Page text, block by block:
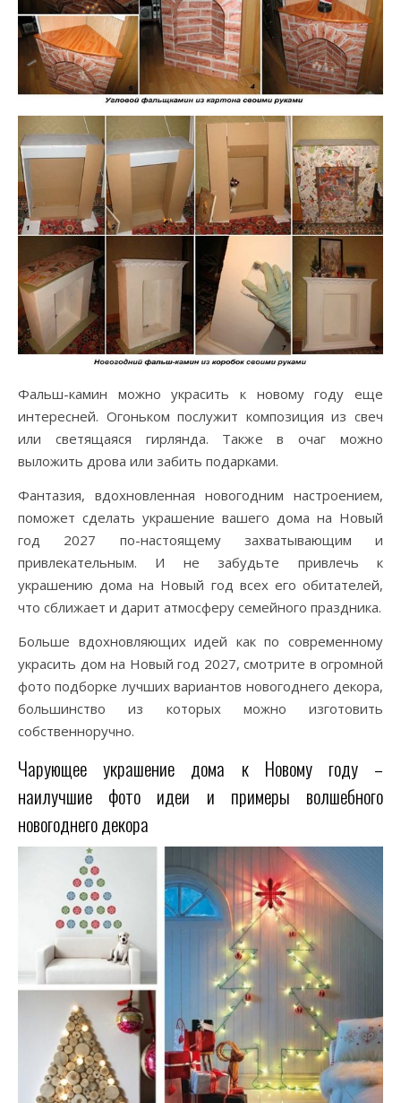
Фальш-камин можно украсить к новому году еще
интересней. Огоньком послужит композиция из свеч
или светящаяся гирлянда. Также в очаг можно
выложить дрова или забить подарками.
Фантазия, вдохновленная новогодним настроением,
поможет сделать украшение вашего дома на Новый
год 2027 по-настоящему захватывающим и
привлекательным. И не забудьте привлечь к
украшению дома на Новый год всех его обитателей,
что сближает и дарит атмосферу семейного праздника.
Больше вдохновляющих идей как по современному
украсить дом на Новый год 2027, смотрите в огромной
фото подборке лучших вариантов новогоднего декора,
большинство из которых можно изготовить
собственноручно.
Чарующее украшение дома к Новому году –
наилучшие фото идеи и примеры волшебного
новогоднего декора